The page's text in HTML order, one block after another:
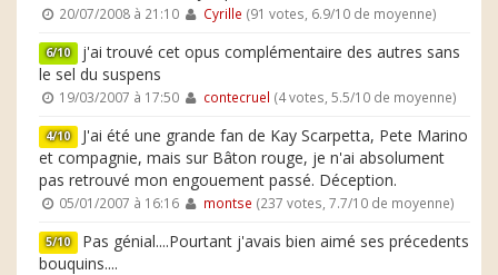
20/07/2008 à 21:10 Cyrille (91 votes, 6.9/10 de moyenne)
6/10 j'ai trouvé cet opus complémentaire des autres sans
le sel du suspens
19/03/2007 à 17:50 contecruel (4 votes, 5.5/10 de moyenne)
4/10 J'ai été une grande fan de Kay Scarpetta, Pete Marino
et compagnie, mais sur Bâton rouge, je n'ai absolument
pas retrouvé mon engouement passé. Déception.
05/01/2007 à 16:16 montse (237 votes, 7.7/10 de moyenne)
5/10 Pas génial....Pourtant j'avais bien aimé ses précedents
bouquins....